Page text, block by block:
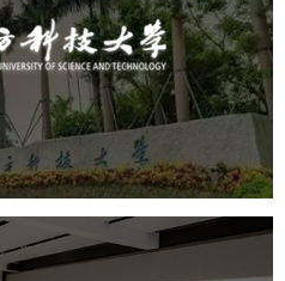
网站建设
高校网站建设
教育网站建设